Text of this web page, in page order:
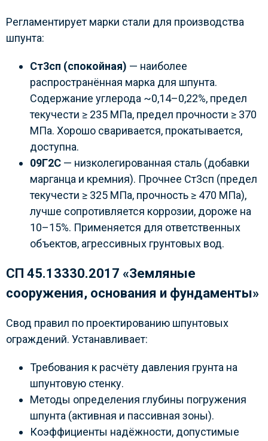
Регламентирует марки стали для производства
шпунта:
Ст3сп (спокойная) — наиболее
распространённая марка для шпунта.
Содержание углерода ~0,14–0,22%, предел
текучести ≥ 235 МПа, предел прочности ≥ 370
МПа. Хорошо сваривается, прокатывается,
доступна.
09Г2С — низколегированная сталь (добавки
марганца и кремния). Прочнее Ст3сп (предел
текучести ≥ 325 МПа, прочность ≥ 470 МПа),
лучше сопротивляется коррозии, дороже на
10–15%. Применяется для ответственных
объектов, агрессивных грунтовых вод.
СП 45.13330.2017 «Земляные
сооружения, основания и фундаменты»
Свод правил по проектированию шпунтовых
ограждений. Устанавливает:
Требования к расчёту давления грунта на
шпунтовую стенку.
Методы определения глубины погружения
шпунта (активная и пассивная зоны).
Коэффициенты надёжности, допустимые